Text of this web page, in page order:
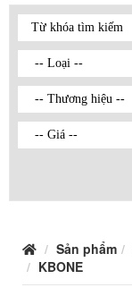
Sản phẩm
KBONE